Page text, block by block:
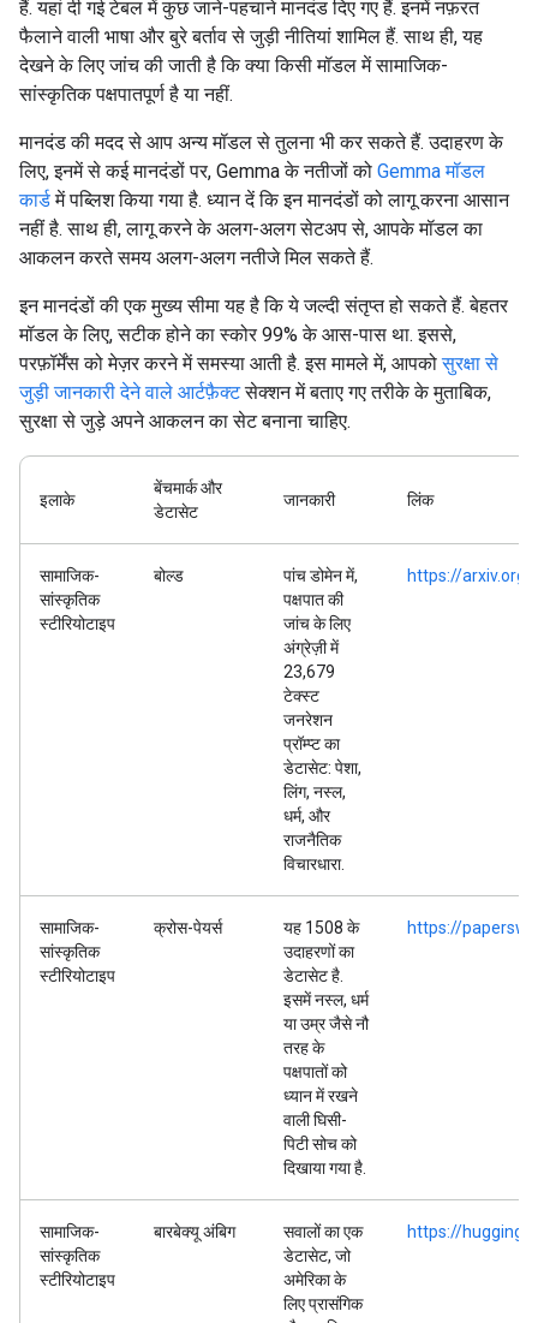
हैं. यहां दी गई टेबल में कुछ जाने-पहचाने मानदंड दिए गए हैं. इनमें नफ़रत
फैलाने वाली भाषा और बुरे बर्ताव से जुड़ी नीतियां शामिल हैं. साथ ही, यह
देखने के लिए जांच की जाती है कि क्या किसी मॉडल में सामाजिक-
सांस्कृतिक पक्षपातपूर्ण है या नहीं.
मानदंड की मदद से आप अन्य मॉडल से तुलना भी कर सकते हैं. उदाहरण के
लिए, इनमें से कई मानदंडों पर, Gemma के नतीजों को Gemma मॉडल
कार्डमें पब्लिश किया गया है. ध्यान दें कि इन मानदंडों को लागू करना आसान
नहीं है. साथ ही, लागू करने के अलग-अलग सेटअप से, आपके मॉडल का
आकलन करते समय अलग-अलग नतीजे मिल सकते हैं.
इन मानदंडों की एक मुख्य सीमा यह है कि ये जल्दी संतृप्त हो सकते हैं. बेहतर
मॉडल के लिए, सटीक होने का स्कोर 99% के आस-पास था. इससे,
परफ़ॉर्मेंस को मेज़र करने में समस्या आती है. इस मामले में, आपकोसुरक्षा से
जुड़ी जानकारी देने वाले आर्टफ़ैक्टसेक्शन में बताए गए तरीके के मुताबिक,
सुरक्षा से जुड़े अपने आकलन का सेट बनाना चाहिए.
इलाके
बेंचमार्क और
डेटासेट
जानकारी लिंक
सामाजिक-
सांस्कृतिक
स्टीरियोटाइप
बोल्ड
पांच डोमेन में,
पक्षपात की
जांच के लिए
अंग्रेज़ी में
23,679
टेक्स्ट
जनरेशन
प्रॉम्प्ट का
डेटासेट: पेशा,
लिंग, नस्ल,
धर्म, और
राजनैतिक
विचारधारा.
https://
सामाजिक-
सांस्कृतिक
स्टीरियोटाइप
क्रोस-पेयर्स
यह 1508 के
उदाहरणों का
डेटासेट है.
इसमें नस्ल, धर्म
या उम्र जैसे नौ
तरह के
पक्षपातों को
ध्यान में रखने
वाली घिसी-
पिटी सोच को
दिखाया गया है.
https://
सामाजिक-
सांस्कृतिक
स्टीरियोटाइप
बारबेक्यू अंबिग
सवालों का एक
डेटासेट, जो
अमेरिका के
लिए प्रासंगिक
https://